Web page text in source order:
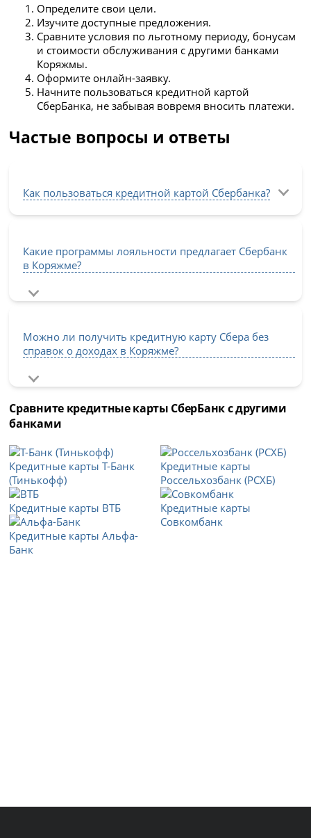
Определите свои цели.
Изучите доступные предложения.
Сравните условия по льготному периоду, бонусам
и стоимости обслуживания с другими банками
Коряжмы.
Оформите онлайн-заявку.
Начните пользоваться кредитной картой
СберБанка, не забывая вовремя вносить платежи.
Частые вопросы и ответы
Как пользоваться кредитной картой Сбербанка?
Какие программы лояльности предлагает Сбербанк
в Коряжме?
Можно ли получить кредитную карту Сбера без
справок о доходах в Коряжме?
Сравните кредитные карты СберБанк с другими
банками
Кредитные карты Т-Банк
(Тинькофф)
Кредитные карты ВТБ
Кредитные карты Альфа-
Банк
Кредитные карты
Россельхозбанк (РСХБ)
Кредитные карты
Совкомбанк